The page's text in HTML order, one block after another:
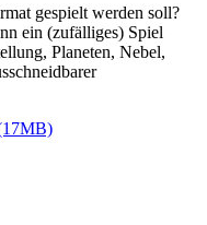
gespielt werden soll?
ein (zufälliges) Spiel
Planeten, Nebel,